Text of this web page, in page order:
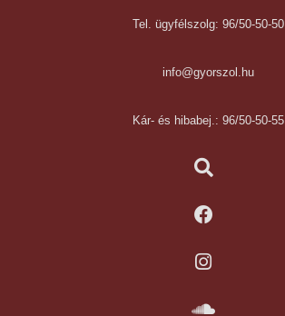
Tel. ügyfélszolg: 96/50-50-50
info@gyorszol.hu
Kár- és hibabej.: 96/50-50-55